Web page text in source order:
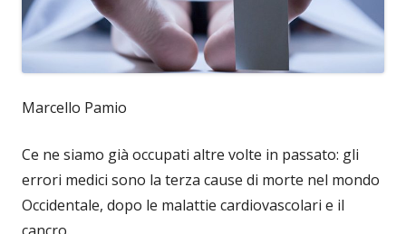
Marcello Pamio
Ce ne siamo già occupati altre volte in passato: gli
errori medici sono la terza cause di morte nel mondo
Occidentale, dopo le malattie cardiovascolari e il